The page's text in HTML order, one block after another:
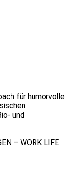
für humorvolle
und
– WORK LIFE